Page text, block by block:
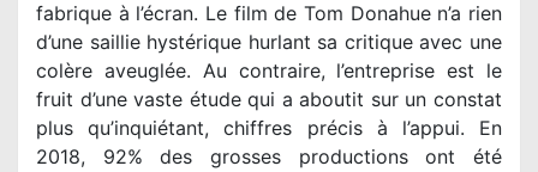
fabrique à l’écran. Le film de Tom Donahue n’a rien
d’une saillie hystérique hurlant sa critique avec une
colère aveuglée. Au contraire, l’entreprise est le
fruit d’une vaste étude qui a aboutit sur un constat
plus qu’inquiétant, chiffres précis à l’appui. En
2018, 92% des grosses productions ont été